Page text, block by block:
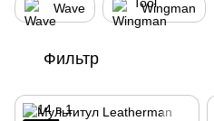
Wave Wingman
Фильтр